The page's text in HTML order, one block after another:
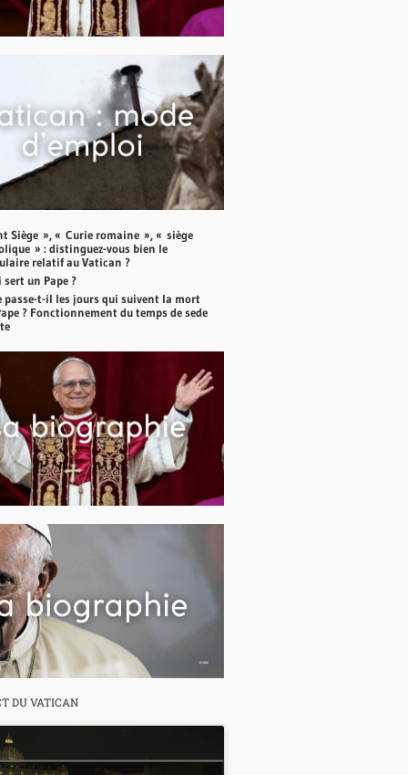
Siège », « Curie romaine », « siège
» : distinguez-vous bien le
relatif au Vatican ?
sert un Pape ?
passe-t-il les jours qui suivent la mort
? Fonctionnement du temps de sede
DU VATICAN